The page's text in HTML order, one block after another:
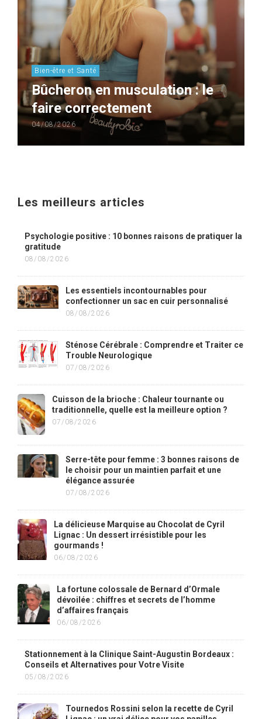
Bien-être et Santé
Bûcheron en musculation : le
faire correctement
04/08/2026
Les meilleurs articles
Psychologie positive : 10 bonnes raisons de pratiquer la
gratitude
08/08/2026
Les essentiels incontournables pour
confectionner un sac en cuir personnalisé
08/08/2026
Sténose Cérébrale : Comprendre et Traiter ce
Trouble Neurologique
07/08/2026
Cuisson de la brioche : Chaleur tournante ou
traditionnelle, quelle est la meilleure option ?
07/08/2026
Serre-tête pour femme : 3 bonnes raisons de
le choisir pour un maintien parfait et une
élégance assurée
07/08/2026
La délicieuse Marquise au Chocolat de Cyril
Lignac : Un dessert irrésistible pour les
gourmands !
06/08/2026
La fortune colossale de Bernard d’Ormale
dévoilée : chiffres et secrets de l’homme
d’affaires français
06/08/2026
Stationnement à la Clinique Saint-Augustin Bordeaux :
Conseils et Alternatives pour Votre Visite
05/08/2026
Tournedos Rossini selon la recette de Cyril